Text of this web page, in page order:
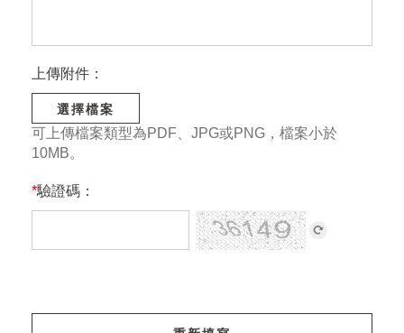
上傳附件：
選擇檔案
可上傳檔案類型為PDF、JPG或PNG，檔案小於
10MB。
*驗證碼：